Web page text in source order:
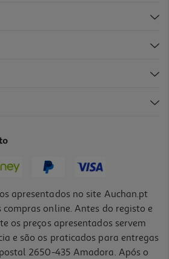
apresentados no site Auchan.pt
online. Antes do registo e
os preços apresentados servem
e são os praticados para entregas
2650-435 Amadora. Após o